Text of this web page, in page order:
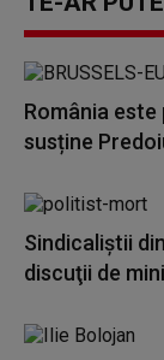
România
susține
Sindicaliştii
discuţii de